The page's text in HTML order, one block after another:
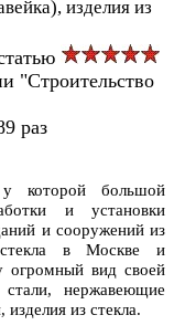
изделия из
"Строительство
раз
которой большой
и установки
и сооружений из
в Москве и
огромный вид своей
нержавеющие
из стекла.